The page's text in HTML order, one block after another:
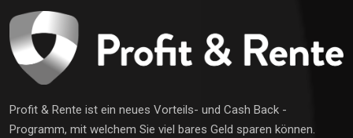
Profit & Rente ist ein neues Vorteils- und Cash Back -
Programm, mit welchem Sie viel bares Geld sparen können.